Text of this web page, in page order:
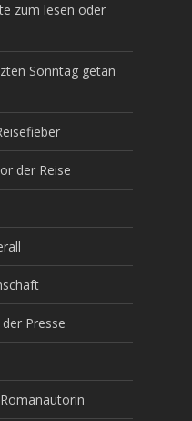
zum lesen oder
Sonntag getan
der Reise
Presse